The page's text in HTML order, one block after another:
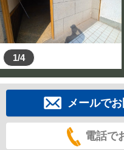
1/4
メールで
電話で